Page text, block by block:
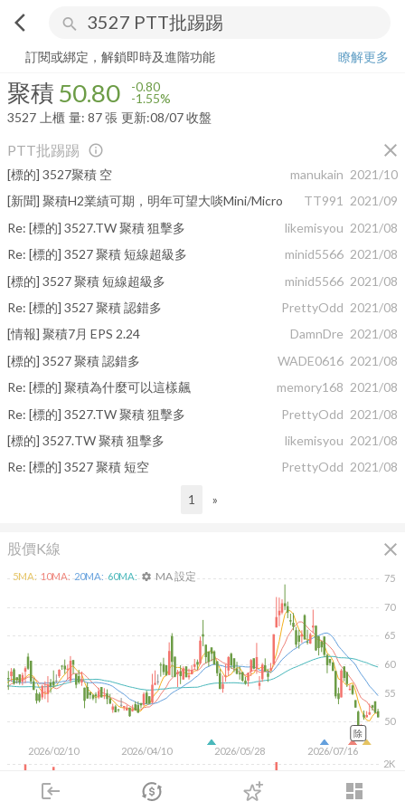
arrow_back_ios search
login dashboard
市場 登入
聚積 50.80-1.55%
訂閱或綁定，解鎖即時及進階功能
瞭解更多
聚積 50.80 -0.80
-1.55%
3527 上櫃 量: 87張 更新:08/07 收盤
PTT批踢踢 close
info_outline
[標的] 3527聚積 空 manukain 2021/10
[新聞] 聚積H2業績可期，明年可望大啖Mini/Micro
TT991
2021/09
Re: [標的] 3527.TW 聚積 狙擊多
likemisyou 2021/08
Re: [標的] 3527 聚積 短線超級多
minid5566 2021/08
[標的] 3527 聚積 短線超級多
minid5566 2021/08
Re: [標的] 3527 聚積 認錯多
PrettyOdd 2021/08
[情報] 聚積7月 EPS 2.24
DamnDre 2021/08
[標的] 3527 聚積 認錯多
WADE0616 2021/08
Re: [標的] 聚積為什麼可以這樣飆
memory168 2021/08
Re: [標的] 3527.TW 聚積 狙擊多
PrettyOdd 2021/08
[標的] 3527.TW 聚積 狙擊多
likemisyou 2021/08
Re: [標的] 3527 聚積 短空
PrettyOdd 2021/08
1 »
股價K線 close
2026/02/10 2026/04/10 2026/05/28 2026/07/16
50
55
60
65
70
75
2K
5MA: 10MA: 20MA: 60MA: settings MA 設定
除